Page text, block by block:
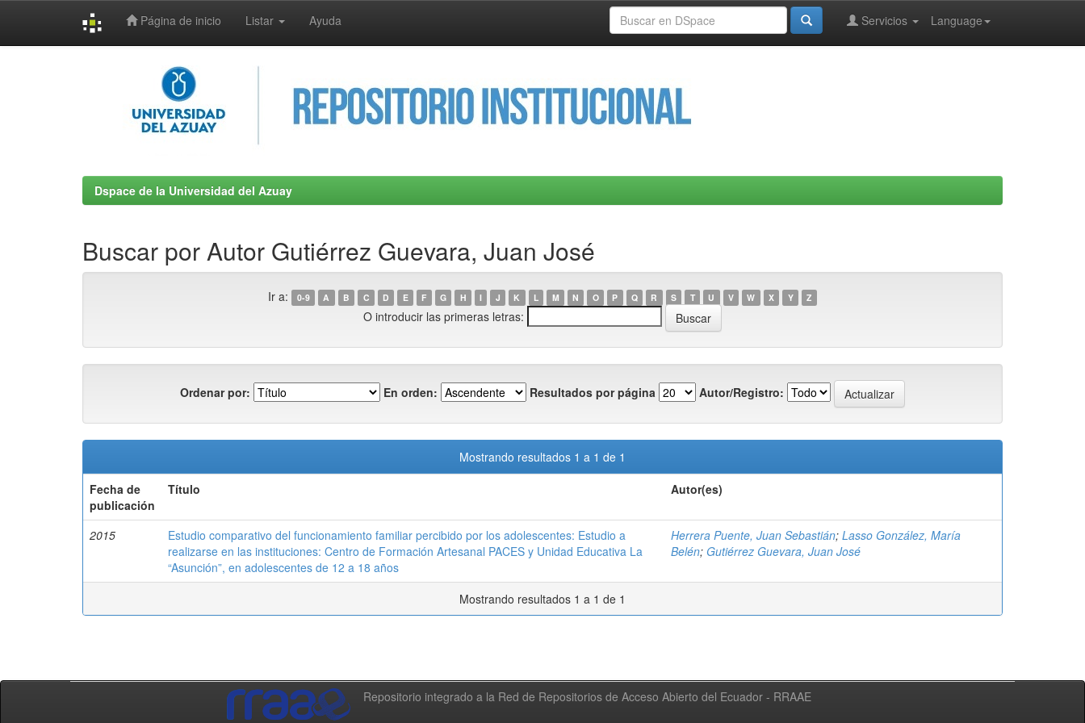
Página de inicio Listar Ayuda Language
Servicios
Dspace de la Universidad del Azuay
Buscar por Autor Gutiérrez Guevara, Juan José
Ir a: 0-9 A B C D E F G H I J K L M N O P Q R S T U V W X Y Z
O introducir las primeras letras:
Ordenar por: En orden: Resultados por página Autor/Registro:
Mostrando resultados 1 a 1 de 1
Fecha de
publicación
Título Autor(es)
2015
Estudio comparativo del funcionamiento familiar percibido por los adolescentes: Estudio a
realizarse en las instituciones: Centro de Formación Artesanal PACES y Unidad Educativa La
“Asunción”, en adolescentes de 12 a 18 años
Herrera Puente, Juan Sebastián; Lasso González, María
Belén; Gutiérrez Guevara, Juan José
Mostrando resultados 1 a 1 de 1
Repositorio integrado a la Red de Repositorios de Acceso Abierto del Ecuador - RRAAE